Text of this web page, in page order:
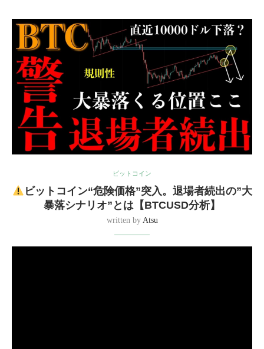
ビットコイン
ビットコイン“危険価格”突入。退場者続出の”大
暴落シナリオ”とは【BTCUSD分析】
written by Atsu